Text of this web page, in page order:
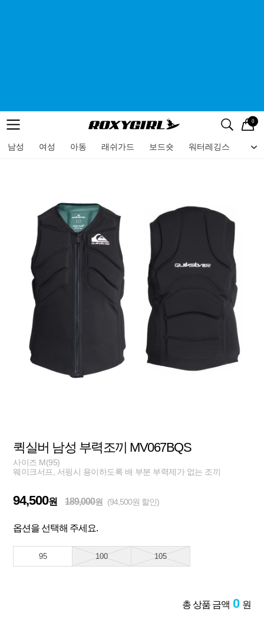
메뉴 검색
로고 0
남성 여성 아동 래쉬가드 보드숏 워터레깅스 비
메뉴
퀵실버 남성 부력조끼 MV067BQS
사이즈 M(95)
웨이크서프, 서핑시 용이하도록 배 부분 부력제가 없는 조끼
94,500원 189,000원 (94,500원 할인)
옵션을 선택해 주세요.
95 100 105
총 상품 금액 0 원